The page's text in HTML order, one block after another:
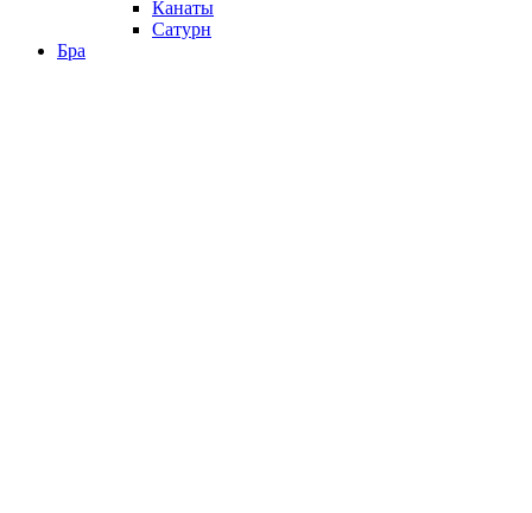
Канаты
Сатурн
Бра